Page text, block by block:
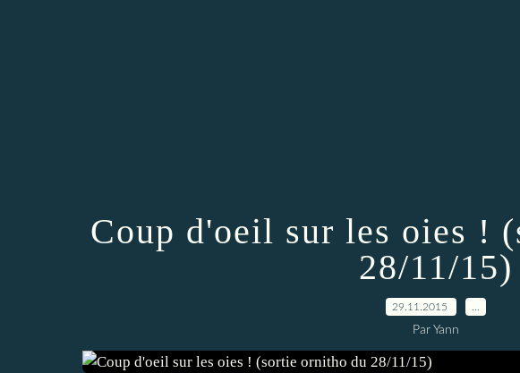
Coup d'oeil sur les oies !
28/11/15)
29.11.2015
Par Yann